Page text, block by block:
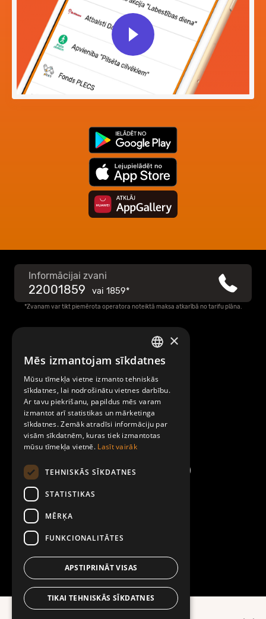
Informācijai zvani
22001859 vai 1859*
*Zvanam var tikt piemērota operatora noteiktā maksa atkarībā no tarifu plāna.
Par Mobilly
Noteikumi un līgumi
Kontakti
LATVIAN
ENGLISH
×
Mēs izmantojam sīkdatnes
Mūsu tīmekļa vietne izmanto tehniskās
sīkdatnes, lai nodrošinātu vietnes darbību.
Ar tavu piekrišanu, papildus mēs varam
izmantot arī statistikas un mārketinga
sīkdatnes. Zemāk atradīsi informāciju par
visām sīkdatnēm, kuras tiek izmantotas
mūsu tīmekļa vietnē. Lasīt vairāk
TEHNISKĀS SĪKDATNES
STATISTIKAS
MĒRĶA
FUNKCIONALITĀTES
APSTIPRINĀT VISAS
TIKAI TEHNISKĀS SĪKDATNES